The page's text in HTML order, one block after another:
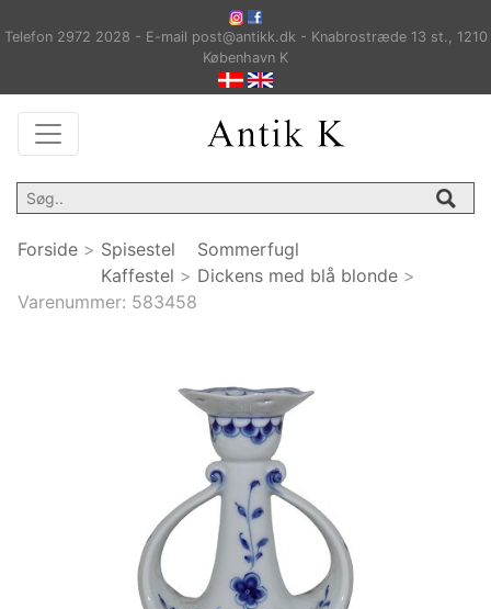
Telefon 2972 2028 - E-mail post@antikk.dk - Knabrostræde 13 st., 1210
København K
Forside > Spisestel
Kaffestel >
Sommerfugl
Dickens med blå blonde >
Varenummer: 583458